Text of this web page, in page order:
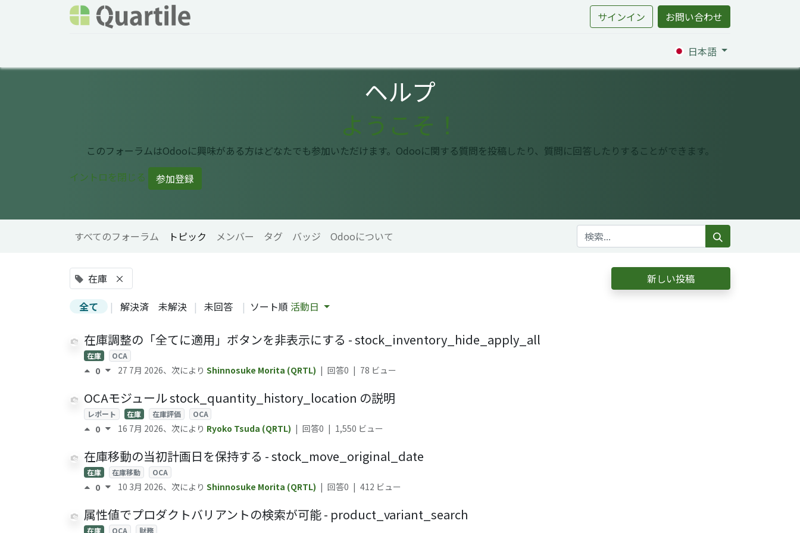
サインイン お問い合わせ
日本語
ヘルプ
ようこそ！
このフォーラムはOdooに興味がある方はどなたでも参加いただけます。Odooに関する質問を投稿したり、質問に回答したりすることができます。
イントロを閉じる
参加登録
すべてのフォーラム トピック メンバー タグ バッジ Odooについて
在庫 ×
新しい投稿
全て
| 解決済 未解決 | 未回答 | ソート順 活動日
在庫調整の「全てに適用」ボタンを非表示にする - stock_inventory_hide_apply_all
在庫 OCA
0 27 7月 2026、次により Shinnosuke Morita (QRTL) | 回答0 | 78 ビュー
OCAモジュール stock_quantity_history_location の説明
レポート 在庫 在庫評価 OCA
0 16 7月 2026、次により Ryoko Tsuda (QRTL) | 回答0 | 1,550 ビュー
在庫移動の当初計画日を保持する - stock_move_original_date
在庫 在庫移動 OCA
0 10 3月 2026、次により Shinnosuke Morita (QRTL) | 回答0 | 412 ビュー
属性値でプロダクトバリアントの検索が可能 - product_variant_search
在庫 OCA 財務